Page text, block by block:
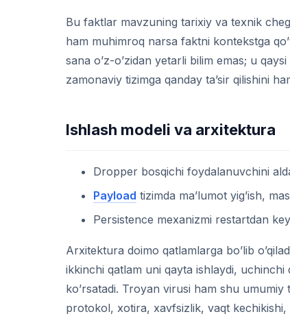
Bu faktlar mavzuning tarixiy va texnik
ham muhimroq narsa faktni kontekstga
sana o’z-o’zidan yetarli bilim emas; u
zamonaviy tizimga qanday ta’sir qilishini
Ishlash modeli va arxitektura
Dropper bosqichi foydalanuvchini
Payload tizimda ma’lumot yig’ish,
Persistence mexanizmi restartdan
Arxitektura doimo qatlamlarga bo’lib
ikkinchi qatlam uni qayta ishlaydi,
ko’rsatadi. Troyan virusi ham shu umumiy
protokol, xotira, xavfsizlik, vaqt